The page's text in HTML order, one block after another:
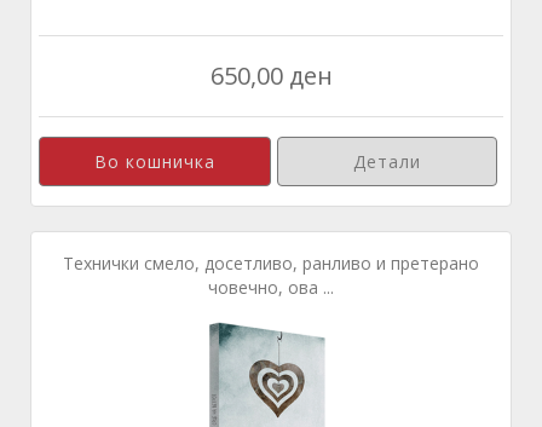
650,00 ден
Детали
Технички смело, досетливо, ранливо и претерано
човечно, ова ...